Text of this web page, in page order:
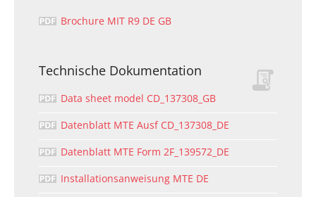
Brochure MIT R9 DE GB
Technische Dokumentation
Data sheet model CD_137308_GB
Datenblatt MTE Ausf CD_137308_DE
Datenblatt MTE Form 2F_139572_DE
Installationsanweisung MTE DE